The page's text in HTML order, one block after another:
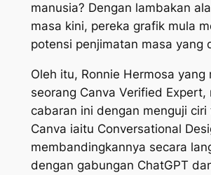
manusia? Dengan lambakan
masa kini, pereka grafik mula
potensi penjimatan masa yang
Oleh itu, Ronnie Hermosa yang
seorang Canva Verified Expert,
cabaran ini dengan menguji ciri
Canva iaitu Conversational
membandingkannya secara
dengan gabungan ChatGPT